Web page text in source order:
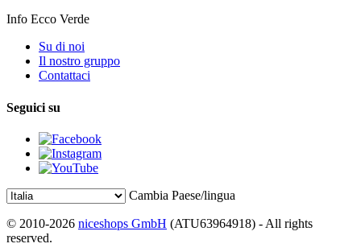
Info Ecco Verde
Su di noi
Il nostro gruppo
Contattaci
Seguici su
Cambia Paese/lingua
© 2010-2026 niceshops GmbH (ATU63964918) - All rights
reserved.